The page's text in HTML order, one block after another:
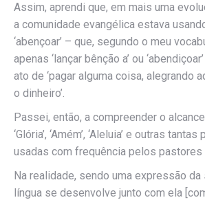
Assim, aprendi que, em mais uma
a comunidade evangélica estava
‘abençoar’ – que, segundo o meu
apenas ‘lançar bênção a’ ou
ato de ‘pagar alguma coisa, alegrando
o dinheiro’.
Passei, então, a compreender o
‘Glória’, ‘Amém’, ‘Aleluia’ e outras
usadas com frequência pelos
Na realidade, sendo uma expressão da
língua se desenvolve junto com ela